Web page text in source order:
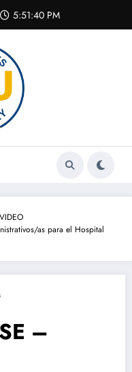
5:51:40 PM
as para el Hospital
–